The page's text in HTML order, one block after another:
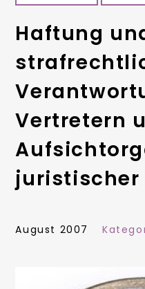
Haftung
Vertretern
juristischer
August 2007